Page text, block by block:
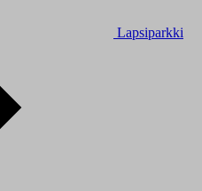
Lapsiparkki